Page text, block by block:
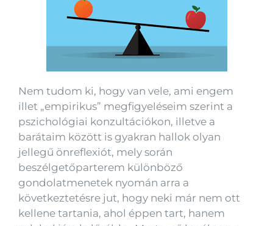
Nem tudom ki, hogy van vele, ami engem
illet „empirikus” megfigyeléseim szerint a
pszichológiai konzultációkon, illetve a
barátaim között is gyakran hallok olyan
jellegű önreflexiót, mely során
beszélgetőparterem különböző
gondolatmenetek nyomán arra a
következtetésre jut, hogy neki már nem ott
kellene tartania, ahol éppen tart, hanem